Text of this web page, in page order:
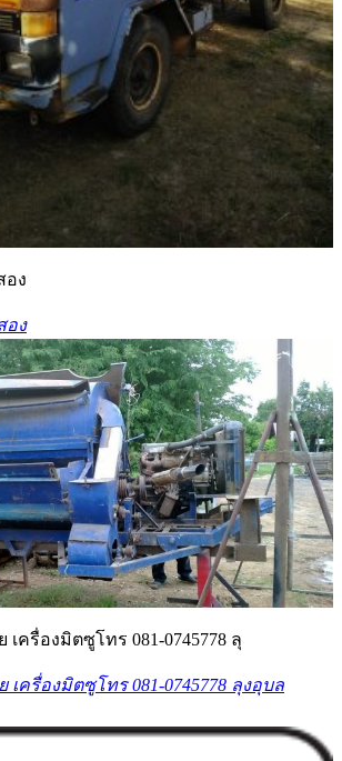
อง
อง
เครื่องมิตซูโทร 081-0745778 ลุ
เครื่องมิตซูโทร 081-0745778 ลุงอุบล